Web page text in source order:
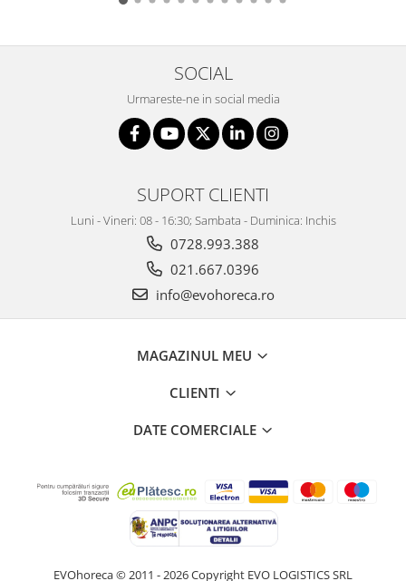
SOCIAL
Urmareste-ne in social media
SUPORT CLIENTI
Luni - Vineri: 08 - 16:30; Sambata - Duminica: Inchis
0728.993.388
021.667.0396
info@evohoreca.ro
MAGAZINUL MEU
CLIENTI
DATE COMERCIALE
EVOhoreca © 2011 - 2026 Copyright EVO LOGISTICS SRL